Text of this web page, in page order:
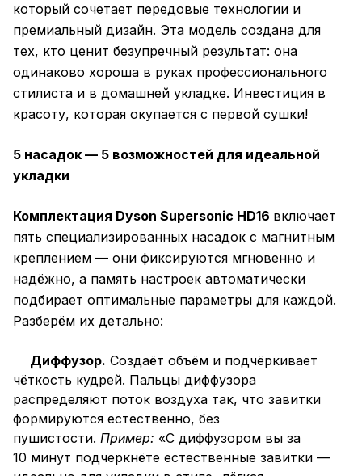
который сочетает передовые технологии и
премиальный дизайн. Эта модель создана для
тех, кто ценит безупречный результат: она
одинаково хороша в руках профессионального
стилиста и в домашней укладке. Инвестиция в
красоту, которая окупается с первой сушки!
5 насадок — 5 возможностей для идеальной
укладки
Комплектация Dyson Supersonic HD16 включает
пять специализированных насадок с магнитным
креплением — они фиксируются мгновенно и
надёжно, а память настроек автоматически
подбирает оптимальные параметры для каждой.
Разберём их детально:
Диффузор. Создаёт объём и подчёркивает
чёткость кудрей. Пальцы диффузора
распределяют поток воздуха так, что завитки
формируются естественно, без
пушистости. Пример: «С диффузором вы за
10 минут подчеркнёте естественные завитки —